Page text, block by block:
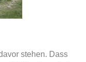
stehen. Dass